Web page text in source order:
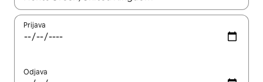
Prijava
Odjava